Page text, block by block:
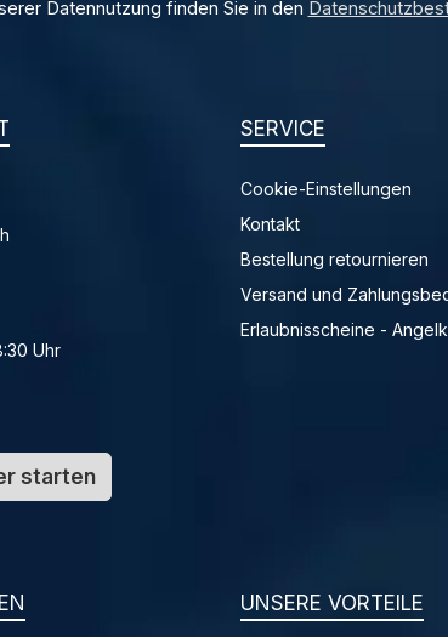
Datennutzung finden Sie in den
Uhr
starten
SERVICE
Cookie-Einstellungen
Kontakt
Bestellung retournieren
Versand und
Erlaubnisscheine -
UNSERE VORTEILE